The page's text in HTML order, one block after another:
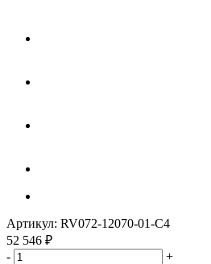
Артикул: RV072-12070-01-C4
52 546 ₽
-
+